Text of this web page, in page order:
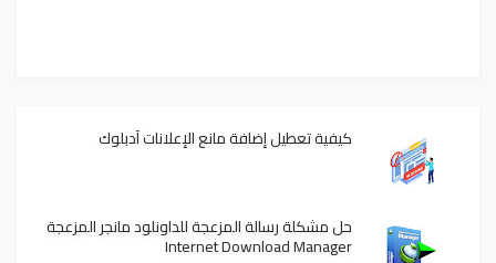
كيفية تعطيل إضافة مانع الإعلانات آدبلوك
حل مشكلة رسالة المزعجة للداونلود مانجر المزعجة
Internet Download Manager